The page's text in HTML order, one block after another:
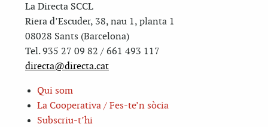
La Directa SCCL
Riera d’Escuder, 38, nau 1, planta 1
08028 Sants (Barcelona)
Tel. 935 27 09 82 / 661 493 117
directa@directa.cat
Qui som
La Cooperativa / Fes-te’n sòcia
Subscriu-t’hi